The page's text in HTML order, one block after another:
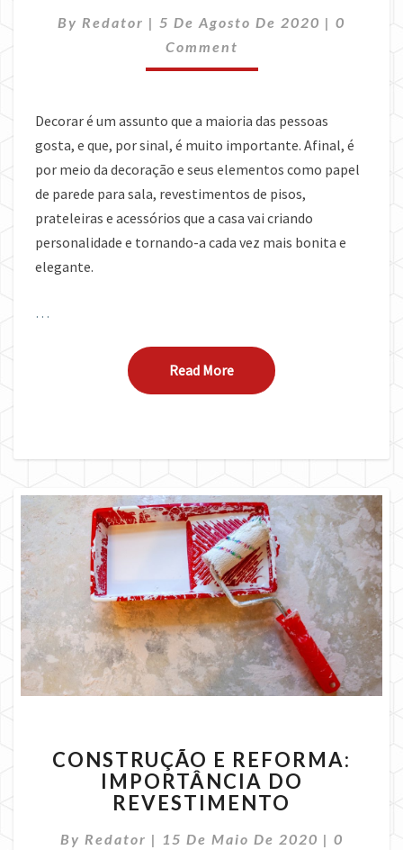
E
BONITOS
By Redator | 5 De Agosto De 2020 | 0
Comment
Decorar é um assunto que a maioria das pessoas
gosta, e que, por sinal, é muito importante. Afinal, é
por meio da decoração e seus elementos como papel
de parede para sala, revestimentos de pisos,
prateleiras e acessórios que a casa vai criando
personalidade e tornando-a cada vez mais bonita e
elegante.
…
Read MoreRead More
E
REFORMA:
IMPORTÂNCIA
REVESTIMENTO
CONSTRUÇÃO E REFORMA:
IMPORTÂNCIA DO
REVESTIMENTO
By Redator | 15 De Maio De 2020 | 0